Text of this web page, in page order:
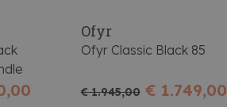
Ofyr
Ofyr Classic Black 85
€ 1.945,00 € 1.749,00